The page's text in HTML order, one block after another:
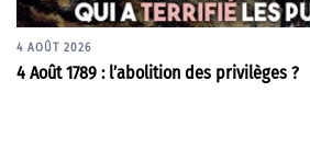
4 AOÛT 2026
4 Août 1789 : l’abolition des privilèges ?